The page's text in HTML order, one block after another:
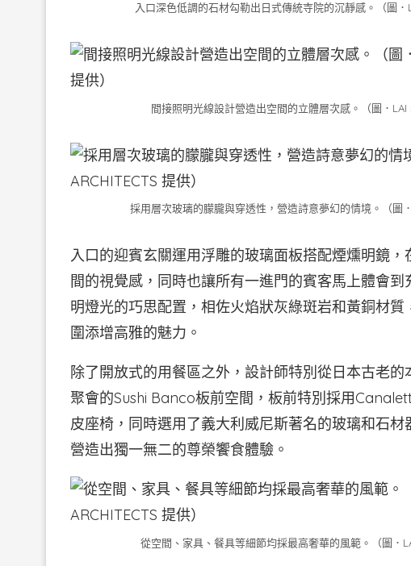
入口深色低調的石材勾勒出日式傳統寺院的沉靜感。（圖．
間接照明光線設計營造出空間的立體層次感。（圖．LAI
採用層次玻璃的朦朧與穿透性，營造詩意夢幻的情境。（圖
入口的迎賓玄關運用浮雕的玻璃面板搭配煙燻明鏡
間的視覺感，同時也讓所有一進門的賓客馬上體會
明燈光的巧思配置，相佐火焰狀灰綠斑岩和黃銅材
圍添增高雅的魅力。
除了開放式的用餐區之外，設計師特別從日本古老
聚會的Sushi Banco板前空間，板前特別採用
皮座椅，同時選用了義大利威尼斯著名的玻璃和石
營造出獨一無二的尊榮饗食體驗。
從空間、家具、餐具等細節均採最高奢華的風範。（圖．